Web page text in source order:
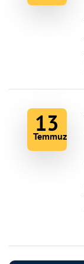
13
Temmuz